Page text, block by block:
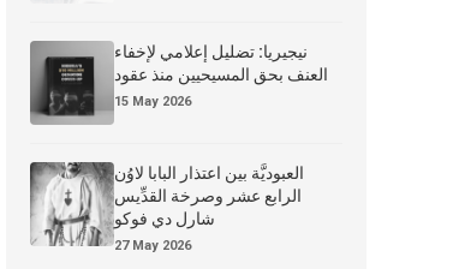
نيجيريا: تضليل إعلامي لإخفاء
العنف بحق المسيحيين منذ عقود
15 May 2026
العبوديَّة بين اعتذار البابا لاوُن
الرابع عشر وصرخة القدِّيس
شارل دي فوكو
27 May 2026